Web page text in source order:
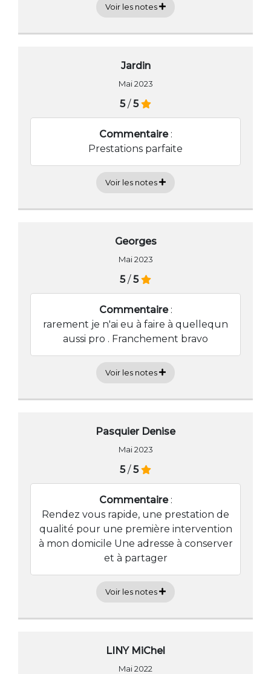
Voir les notes
Jardin
Mai 2023
5/5
Commentaire:
Prestations parfaite
Voir les notes
Georges
Mai 2023
5/5
Commentaire:
rarement je n'ai eu à faire à quellequn
aussi pro . Franchement bravo
Voir les notes
Pasquier Denise
Mai 2023
5/5
Commentaire:
Rendez vous rapide, une prestation de
qualité pour une première intervention
à mon domicile Une adresse à conserver
et à partager
Voir les notes
LINY MiChel
Mai 2022